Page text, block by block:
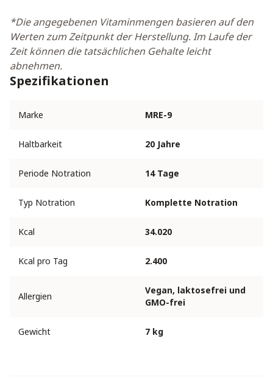
*Die angegebenen Vitaminmengen basieren auf den
Werten zum Zeitpunkt der Herstellung. Im Laufe der
Zeit können die tatsächlichen Gehalte leicht
abnehmen.
Spezifikationen
Marke MRE-9
Haltbarkeit 20 Jahre
Periode Notration 14 Tage
Typ Notration Komplette Notration
Kcal 34.020
Kcal pro Tag 2.400
Allergien
Vegan, laktosefrei und
GMO-frei
Gewicht 7 kg